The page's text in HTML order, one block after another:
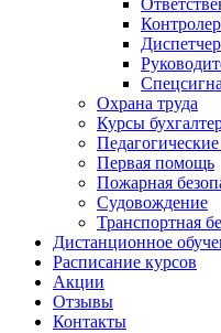
Охрана труда
Курсы
Первая помощь
Пожарная
Судовождение
Транспортная
Дистанционное
Расписание курсов
Акции
Отзывы
Контакты